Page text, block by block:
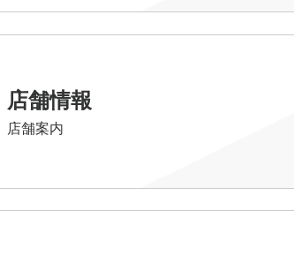
店舗情報
店舗案内